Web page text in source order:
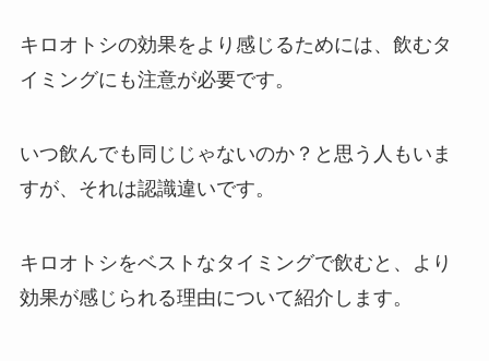
キロオトシの効果をより感じるためには、飲むタ
イミングにも注意が必要です。
いつ飲んでも同じじゃないのか？と思う人もいま
すが、それは認識違いです。
キロオトシをベストなタイミングで飲むと、より
効果が感じられる理由について紹介します。